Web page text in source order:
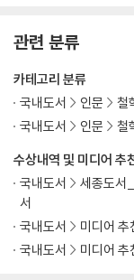
관련 분류
수상내역 및 미디어 추
국내도서
세종도서
서
국내도서
미디어 추
국내도서
미디어 추
카테고리 분류
국내도서
인문 철
국내도서
인문 철